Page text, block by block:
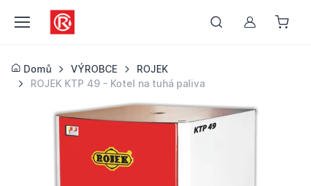
Můj účet
Domů VÝROBCE
ROJEK
ROJEK KTP 49 - Kotel na tuhá paliva